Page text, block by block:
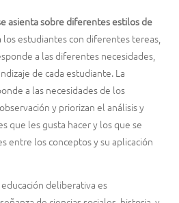
asienta sobre diferentes estilos de
estudiantes con diferentes tereas,
a las diferentes necesidades,
de cada estudiante. La
a las necesidades de los
y priorizan el análisis y
que les gusta hacer y los que se
entre los conceptos y su aplicación
deliberativa es